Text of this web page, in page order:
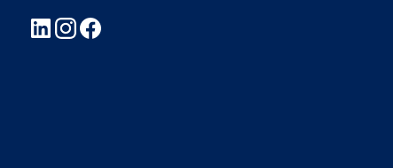
LinkedInInstagram